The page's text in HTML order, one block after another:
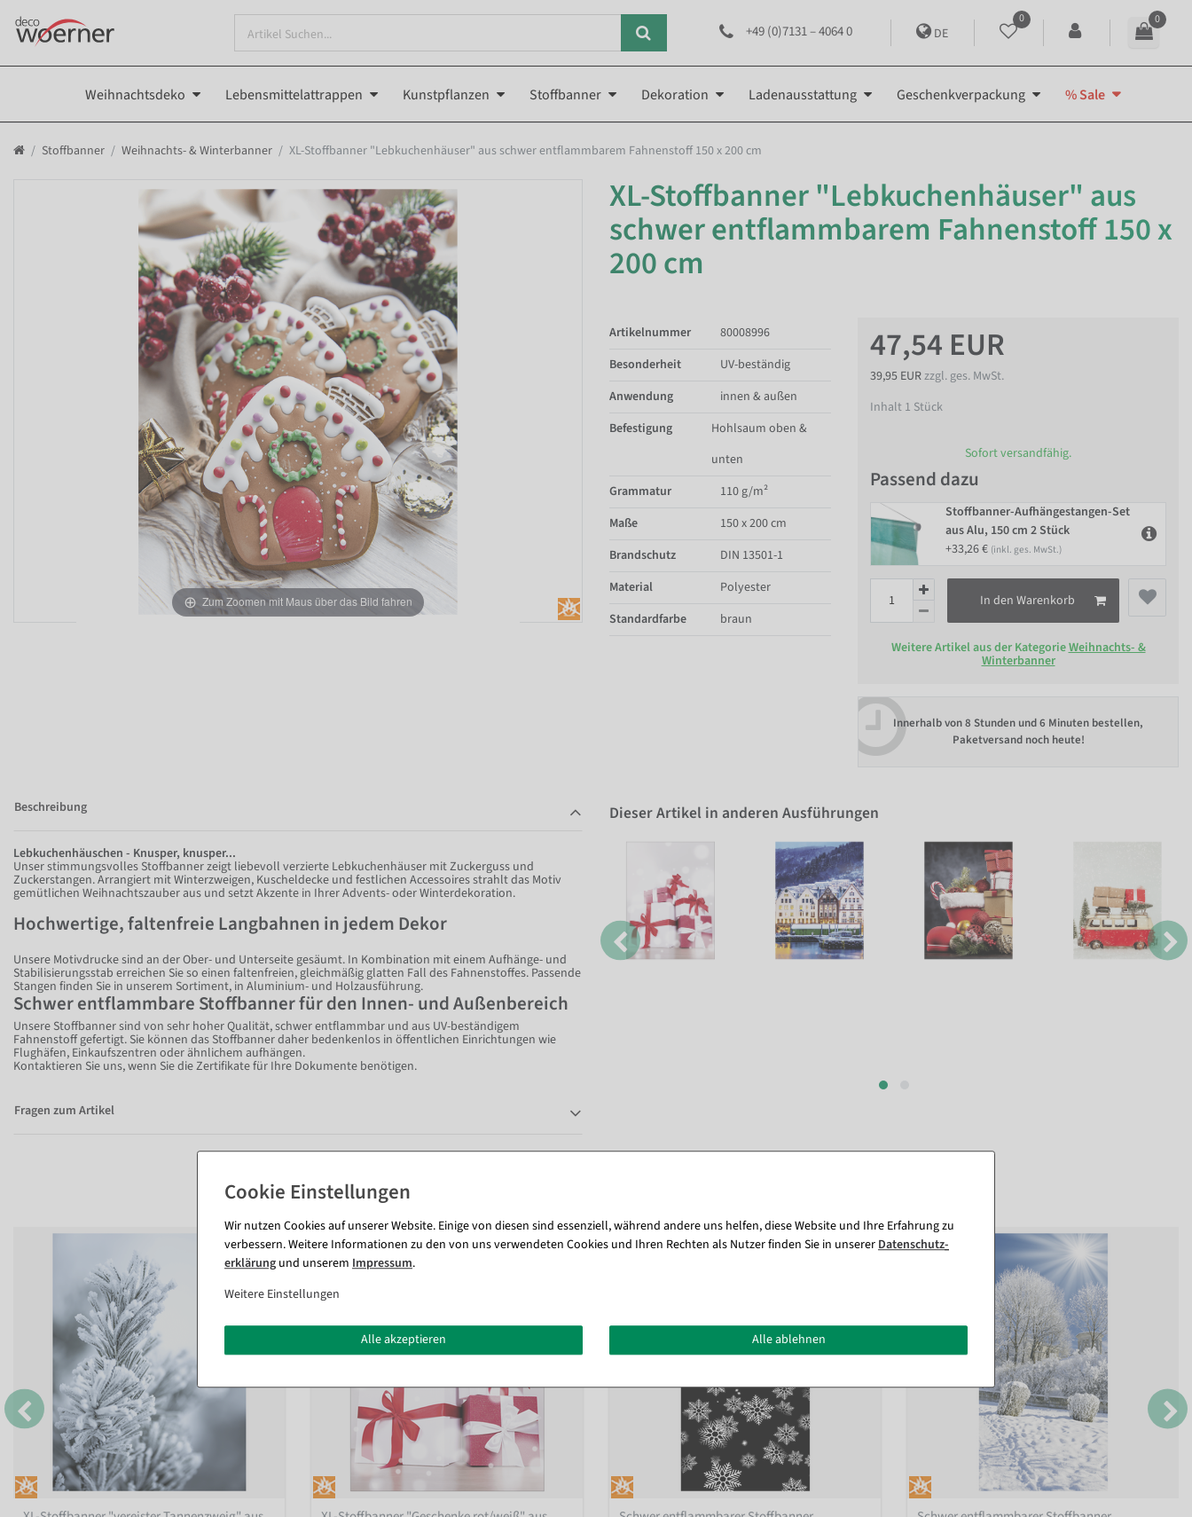
+49 (0)7131 – 4064 0 DE
0 0
Weihnachtsdeko Lebensmittelattrappen Kunstpflanzen Stoffbanner Dekoration Ladenausstattung Geschenkverpackung % Sale
Stoffbanner Weihnachts- & Winterbanner XL-Stoffbanner "Lebkuchenhäuser" aus schwer entflammbarem Fahnenstoff 150 x 200 cm
Zum Zoomen mit Maus über das Bild fahren
XL-Stoffbanner "Lebkuchenhäuser" aus
schwer entflammbarem Fahnenstoff 150 x
200 cm
47,54 EUR
39,95 EURzzgl. ges. MwSt.
Inhalt 1 Stück
Sofort versandfähig.
Passend dazu
Stoffbanner-Aufhängestangen-Set
aus Alu, 150 cm 2 Stück
+33,26 € (inkl. ges. MwSt.)
In den Warenkorb
Weitere Artikel aus der KategorieWeihnachts- &
Winterbanner
Innerhalb von8 Stunden und 6 Minuten bestellen,
Paketversand noch heute!
Artikelnummer
80008996
Besonderheit
UV-beständig
Anwendung
innen & außen
Befestigung
Hohlsaum oben &
unten
Grammatur
110 g/m²
Maße
150 x 200 cm
Brandschutz
DIN 13501-1
Material
Polyester
Standardfarbe
braun
Beschreibung
Lebkuchenhäuschen - Knusper, knusper...
Unser stimmungsvolles Stoffbanner zeigt liebevoll verzierte Lebkuchenhäuser mit Zuckerguss und
Zuckerstangen. Arrangiert mit Winterzweigen, Kuscheldecke und festlichen Accessoires strahlt das Motiv
gemütlichen Weihnachtszauber aus und setzt Akzente in Ihrer Advents- oder Winterdekoration.
Hochwertige, faltenfreie Langbahnen in jedem Dekor
Unsere Motivdrucke sind an der Ober- und Unterseite gesäumt. In Kombination mit einem Aufhänge- und
Stabilisierungsstab erreichen Sie so einen faltenfreien, gleichmäßig glatten Fall des Fahnenstoffes. Passende
Stangen finden Sie in unserem Sortiment, in Aluminium- und Holzausführung.
Schwer entflammbare Stoffbanner für den Innen- und Außenbereich
Unsere Stoffbanner sind von sehr hoher Qualität, schwer entflammbar und aus UV-beständigem
Fahnenstoff gefertigt. Sie können das Stoffbanner daher bedenkenlos in öffentlichen Einrichtungen wie
Flughäfen, Einkaufszentren oder ähnlichem aufhängen.
Kontaktieren Sie uns, wenn Sie die Zertifikate für Ihre Dokumente benötigen.
Fragen zum Artikel
Dieser Artikel in anderen Ausführungen
Wir nutzen Cookies auf unserer Website. Einige von diesen sind essenziell, während andere uns helfen, diese Website und Ihre Erfahrung zu
verbessern. Weitere Informationen zu den von uns verwendeten Cookies und Ihren Rechten als Nutzer finden Sie in unsererDaten­schutz­
erklärung und unserem Impressum.
Weitere Einstellungen
Alle akzeptieren Alle ablehnen